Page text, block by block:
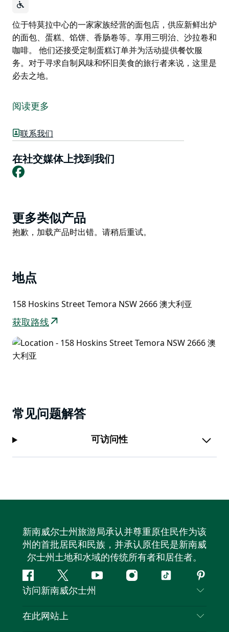
位于特莫拉中心的一家家族经营的面包店，供应新鲜出炉
的面包、蛋糕、馅饼、香肠卷等。享用三明治、沙拉卷和
咖啡。 他们还接受定制蛋糕订单并为活动提供餐饮服
务。对于寻求自制风味和怀旧美食的旅行者来说，这里是
必去之地。
的面包、蛋糕、馅饼、香肠卷等。享用三明治、沙拉卷和
咖啡。
他们还接受定制蛋糕订单并为活动提供餐饮服务。对于寻
求自制风味和怀旧美食的旅行者来说，这里是必去之地。
阅读更多
联系我们
在社交媒体上找到我们
Facebook
Product
List
更多类似产品
Product
抱歉，加载产品时出错。请稍后重试。
地点
158 Hoskins Street Temora NSW 2666 澳大利亚
获取路线
常见问题解答
可访问性
新南威尔士州旅游局承认并尊重原住民作为该
州的首批居民和民族，并承认原住民是新南威
尔士州土地和水域的传统所有者和居住者。
Facebook叽
叽
喳
YouTubeInstagram
抖
访问新南威尔士州
联系我们
在此网站上